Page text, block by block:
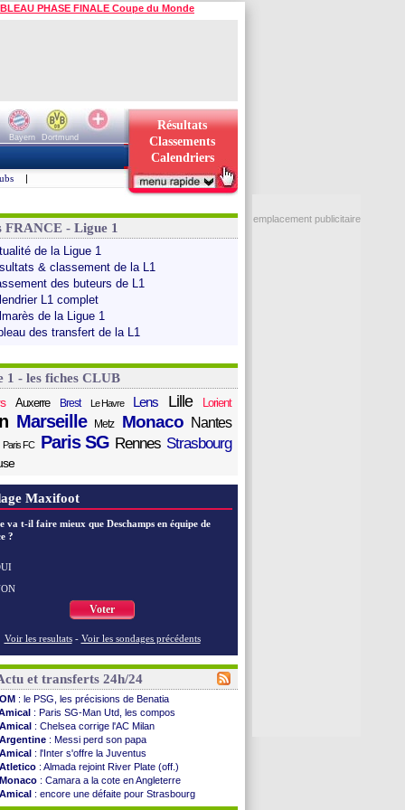
PHASE FINALE Coupe du Monde
Bayern
Dortmund
Résultats
Classements
Calendriers
|
FRANCE - Ligue 1
de la Ligue 1
& classement de la L1
des buteurs de L1
L1 complet
de la Ligue 1
des transfert de la L1
1 - les fiches CLUB
Auxerre Brest Le Havre Lens Lille Lorient
Marseille Metz Monaco Nantes
Paris FC Paris SG Rennes Strasbourg
Maxifoot
va t-il faire mieux que Deschamps en équipe de
?
Voter
Voir les resultats - Voir les sondages précédents
et transferts 24h/24
OM : le PSG, les précisions de Benatia
: Paris SG-Man Utd, les compos
Amical : Chelsea corrige l'AC Milan
Argentine : Messi perd son papa
Amical : l'Inter s'offre la Juventus
Atletico : Almada rejoint River Plate (off.)
Monaco : Camara a la cote en Angleterre
Amical : encore une défaite pour Strasbourg
OM: la piste Goore en attaque
emplacement publicitaire